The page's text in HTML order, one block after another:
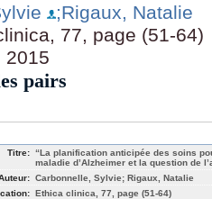
;Rigaux, Natalie
77, page (51-64)
2015
pairs
Titre: “La planification anticipée des soins
maladie d’Alzheimer et la question de
Carbonnelle, Sylvie; Rigaux, Natalie
Ethica clinica, 77, page (51-64)